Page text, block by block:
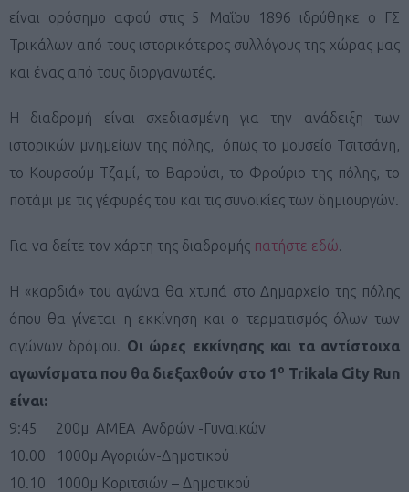
είναι ορόσημο αφού στις 5 Μαΐου 1896 ιδρύθηκε ο ΓΣ
Τρικάλων από τους ιστορικότερος συλλόγους της χώρας μας
και ένας από τους διοργανωτές.
Η διαδρομή είναι σχεδιασμένη για την ανάδειξη των
ιστορικών μνημείων της πόλης, όπως το μουσείο Τσιτσάνη,
το Κουρσούμ Τζαμί, το Βαρούσι, το Φρούριο της πόλης, το
ποτάμι με τις γέφυρές του και τις συνοικίες των δημιουργών.
Για να δείτε τον χάρτη της διαδρομής πατήστε εδώ.
Η «καρδιά» του αγώνα θα χτυπά στο Δημαρχείο της πόλης
όπου θα γίνεται η εκκίνηση και ο τερματισμός όλων των
αγώνων δρόμου. Οι ώρες εκκίνησης και τα αντίστοιχα
αγωνίσματα που θα διεξαχθούν στο 1 ο Trikala City Run
είναι:
9:45 200μ ΑΜΕΑ Ανδρών -Γυναικών
10.00 1000μ Αγοριών-Δημοτικού
10.10 1000μ Κοριτσιών – Δημοτικού